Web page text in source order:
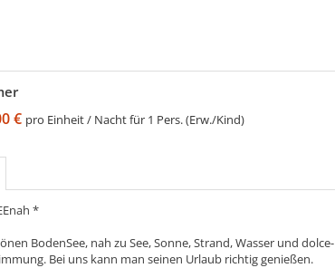
€ pro Einheit / Nacht für 1 Pers. (Erw./Kind)
*
BodenSee, nah zu See, Sonne, Strand, Wasser und dolce-
Bei uns kann man seinen Urlaub richtig genießen.